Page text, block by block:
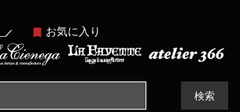
お気に入り
検索